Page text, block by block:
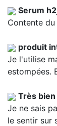
Serum
Contente
produit
Je l'utilise
estompées.
Très bien
Je ne sais
le sentir sur